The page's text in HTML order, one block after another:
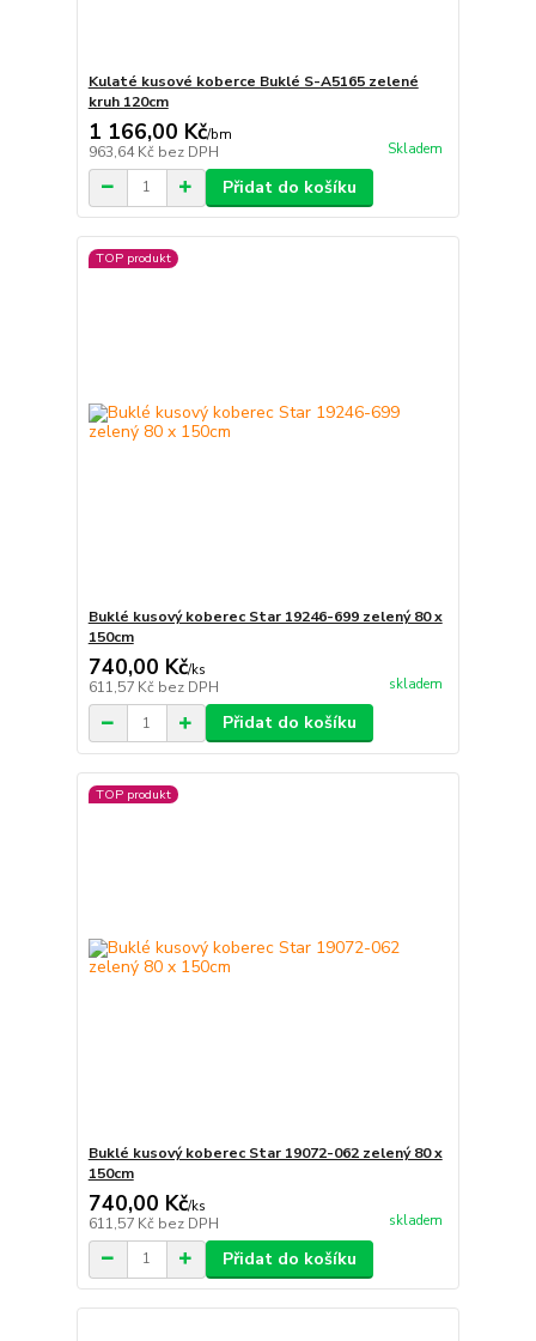
Kulaté kusové koberce Buklé S-A5165 zelené
kruh 120cm
1 166,00 Kč/bm
963,64 Kč bez DPH Skladem
Přidat do košíku
TOP produkt
Buklé kusový koberec Star 19246-699 zelený 80 x
150cm
740,00 Kč/ks
611,57 Kč bez DPH skladem
Přidat do košíku
TOP produkt
Buklé kusový koberec Star 19072-062 zelený 80 x
150cm
740,00 Kč/ks
611,57 Kč bez DPH skladem
Přidat do košíku